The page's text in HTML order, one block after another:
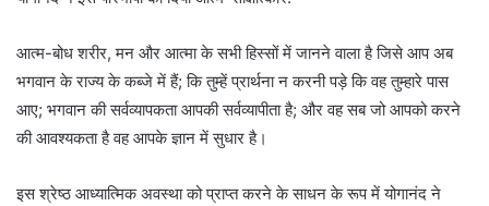
आत्म-बोध शरीर, मन और आत्मा के सभी हिस्सों में जानने वाला है जिसे आप अब
भगवान के राज्य के कब्जे में हैं; कि तुम्हें प्रार्थना न करनी पड़े कि वह तुम्हारे पास
आए; भगवान की सर्वव्यापकता आपकी सर्वव्यापीता है; और वह सब जो आपको करने
की आवश्यकता है वह आपके ज्ञान में सुधार है।
इस श्रेष्ठ आध्यात्मिक अवस्था को प्राप्त करने के साधन के रूप में योगानंद ने